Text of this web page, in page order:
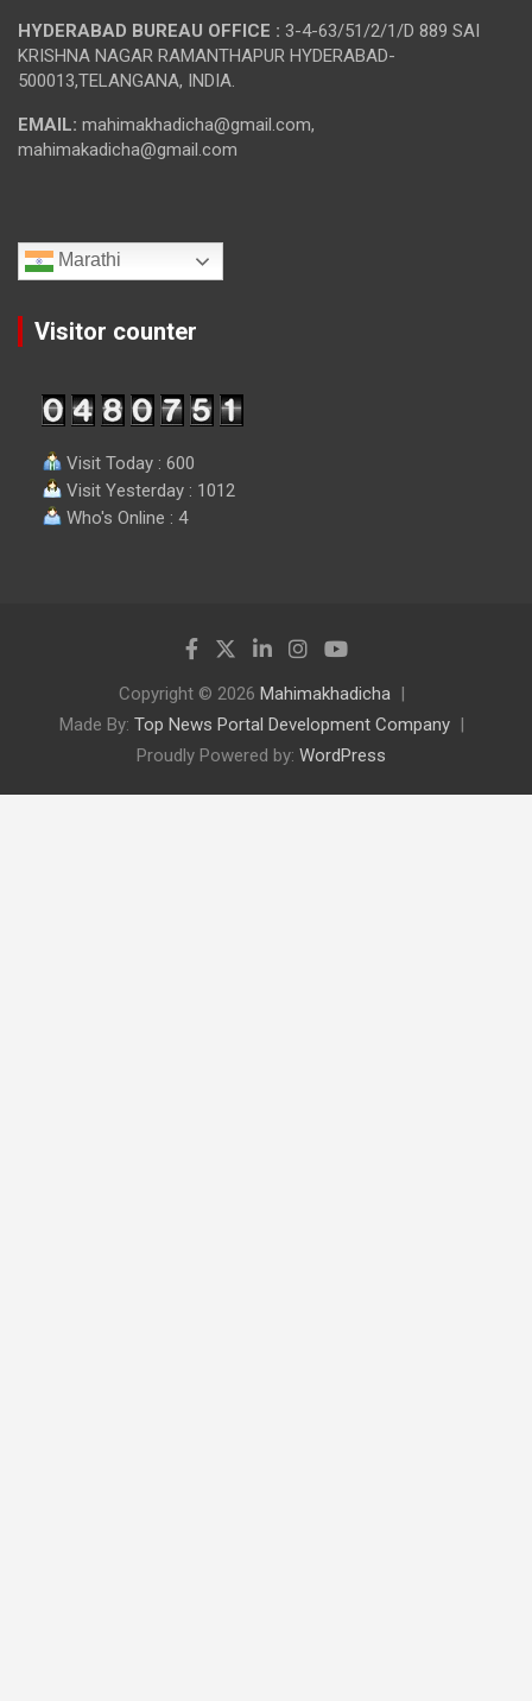
HYDERABAD BUREAU OFFICE : 3-4-63/51/2/1/D 889 SAI
KRISHNA NAGAR RAMANTHAPUR HYDERABAD-
500013,TELANGANA, INDIA.
EMAIL: mahimakhadicha@gmail.com,
mahimakadicha@gmail.com
Marathi
Visitor counter
Visit Today : 600
Visit Yesterday : 1012
Who's Online : 4
Copyright © 2026 Mahimakhadicha
Made By: Top News Portal Development Company
Proudly Powered by: WordPress